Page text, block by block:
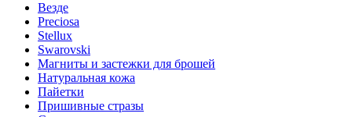
Везде
Preciosa
Stellux
Swarovski
Магниты и застежки для брошей
Натуральная кожа
Пайетки
Пришивные стразы